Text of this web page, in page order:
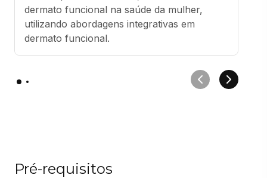
dermato funcional na saúde da mulher,
utilizando abordagens integrativas em
dermato funcional.
Pré-requisitos